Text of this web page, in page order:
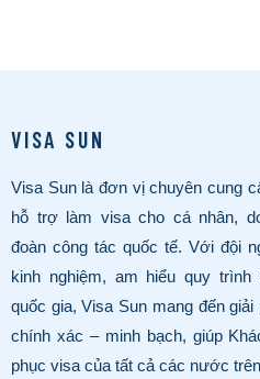
VISA SUN
Visa Sun là đơn vị chuyên cung
hỗ trợ làm visa cho cá nhân,
đoàn công tác quốc tế. Với đội
kinh nghiệm, am hiểu quy
quốc gia, Visa Sun mang đến giải
chính xác – minh bạch, giúp
phục visa của tất cả các nước